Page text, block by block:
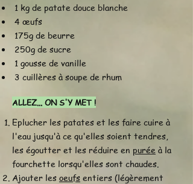
1 kg de patate douce blanche
4 œufs
175g de beurre
250g de sucre
1 gousse de vanille
3 cuillères à soupe de rhum
ALLEZ... ON S'Y MET !
Eplucher les patates et les faire cuire à
l'eau jusqu'à ce qu'elles soient tendres,
les égoutter et les réduire en purée à la
fourchette lorsqu'elles sont chaudes.
Ajouter les oeufs entiers (légèrement